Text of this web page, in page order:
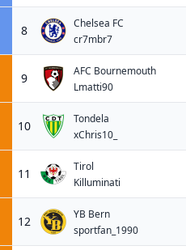
8
Chelsea FC
cr7mbr7
9
AFC Bournemouth
Lmatti90
10
Tondela
xChris10_
11
Tirol
Killuminati
12
YB Bern
sportfan_1990